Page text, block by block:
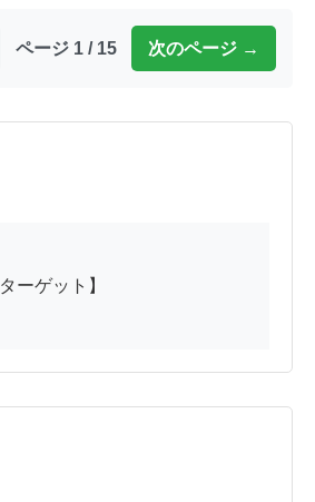
ページ 1 / 15 次のページ →